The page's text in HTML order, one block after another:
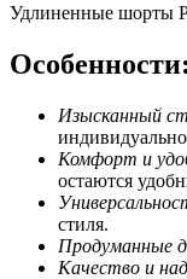
Удлиненные шорты
Особенности:
Изысканный
Комфорт и
остаются
стиля.
Продуманные
Качество и